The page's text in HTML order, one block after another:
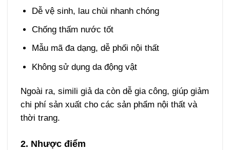
Dễ vệ sinh, lau chùi nhanh chóng
Chống thấm nước tốt
Mẫu mã đa dạng, dễ phối nội thất
Không sử dụng da động vật
Ngoài ra, simili giả da còn dễ gia công, giúp giảm
chi phí sản xuất cho các sản phẩm nội thất và
thời trang.
2. Nhược điểm